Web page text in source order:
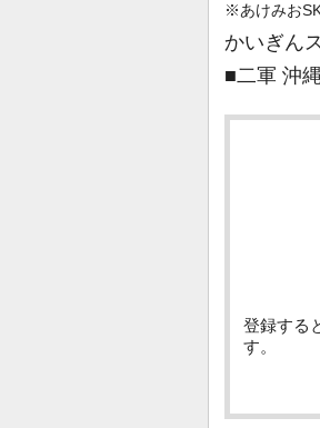
※あけみお
かいぎん
■二軍 沖
登録する
す。